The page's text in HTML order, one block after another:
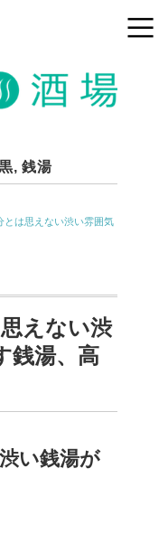
,銭湯
とは思えない渋い雰囲気
えない渋
銭湯、高
い銭湯が